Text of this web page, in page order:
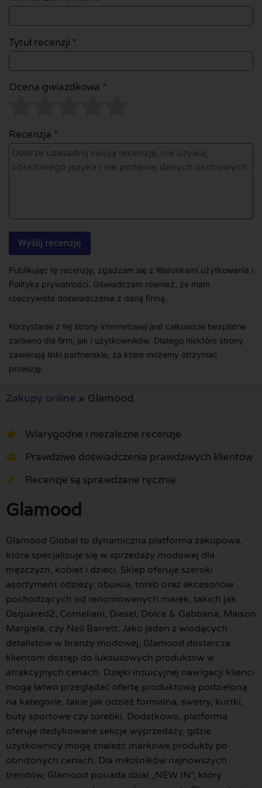
Tytuł recenzji *
Ocena gwiazdkowa *
Recenzja *
Publikując tę recenzję, zgadzam się z Warunkami użytkowania i
Polityką prywatności. Oświadczam również, że mam
rzeczywiste doświadczenia z daną firmą.
Korzystanie z tej strony internetowej jest całkowicie bezpłatne
zarówno dla firm, jak i użytkowników. Dlatego niektóre strony
zawierają linki partnerskie, za które możemy otrzymać
prowizję.
Zakupy online » Glamood
Wiarygodne i niezależne recenzje
Prawdziwe doświadczenia prawdziwych klientów
Recenzje są sprawdzane ręcznie
Glamood
Glamood Global to dynamiczna platforma zakupowa,
która specjalizuje się w sprzedaży modowej dla
mężczyzn, kobiet i dzieci. Sklep oferuje szeroki
asortyment odzieży, obuwia, toreb oraz akcesoriów
pochodzących od renomowanych marek, takich jak
Dsquared2, Corneliani, Diesel, Dolce & Gabbana, Maison
Margiela, czy Neil Barrett. Jako jeden z wiodących
detalistów w branży modowej, Glamood dostarcza
klientom dostęp do luksusowych produktów w
atrakcyjnych cenach. Dzięki intuicyjnej nawigacji klienci
mogą łatwo przeglądać ofertę produktową podzieloną
na kategorie, takie jak odzież formalna, swetry, kurtki,
buty sportowe czy torebki. Dodatkowo, platforma
oferuje dedykowane sekcje wyprzedaży, gdzie
użytkownicy mogą znaleźć markowe produkty po
obniżonych cenach. Dla miłośników najnowszych
trendów, Glamood posiada dział „NEW IN”, który